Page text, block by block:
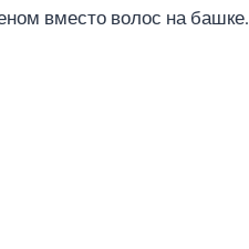
вместо волос на башке.